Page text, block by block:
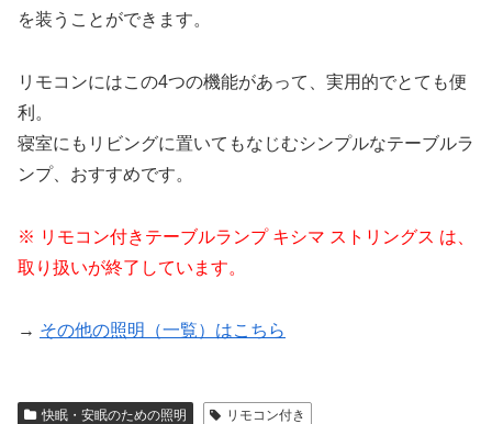
を装うことができます。
リモコンにはこの4つの機能があって、実用的でとても便
利。
寝室にもリビングに置いてもなじむシンプルなテーブルラ
ンプ、おすすめです。
※ リモコン付きテーブルランプ キシマ ストリングス は、
取り扱いが終了しています。
→ その他の照明（一覧）はこちら
快眠・安眠のための照明 リモコン付き